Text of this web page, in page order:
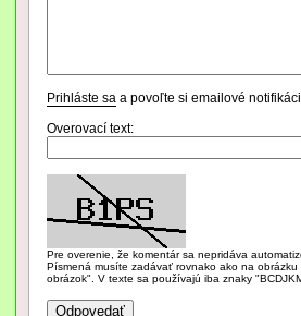
Prihláste sa a povoľte si emailové
Overovací text:
Pre overenie, že komentár sa nepridáva
Písmená musíte zadávať rovnako ako na
obrázok". V texte sa používajú iba znaky